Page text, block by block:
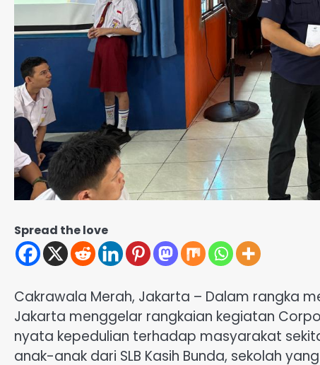
Spread the love
Cakrawala Merah, Jakarta – Dalam rangka
Jakarta menggelar rangkaian kegiatan
nyata kepedulian terhadap masyarakat
anak-anak dari SLB Kasih Bunda, sekolah